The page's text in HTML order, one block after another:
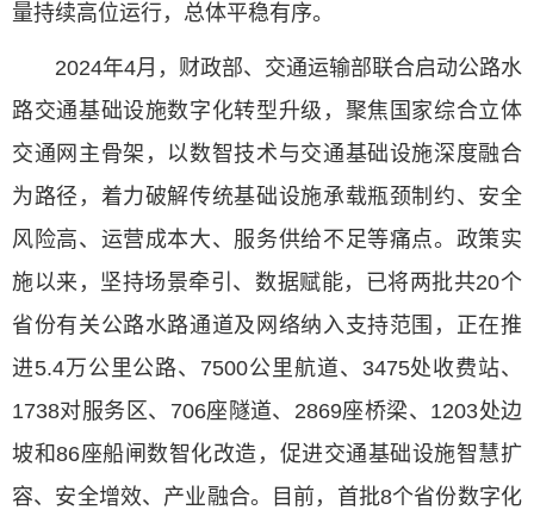
量持续高位运行，总体平稳有序。
2024年4月，财政部、交通运输部联合启动公路水
路交通基础设施数字化转型升级，聚焦国家综合立体
交通网主骨架，以数智技术与交通基础设施深度融合
为路径，着力破解传统基础设施承载瓶颈制约、安全
风险高、运营成本大、服务供给不足等痛点。政策实
施以来，坚持场景牵引、数据赋能，已将两批共20个
省份有关公路水路通道及网络纳入支持范围，正在推
进5.4万公里公路、7500公里航道、3475处收费站、
1738对服务区、706座隧道、2869座桥梁、1203处边
坡和86座船闸数智化改造，促进交通基础设施智慧扩
容、安全增效、产业融合。目前，首批8个省份数字化